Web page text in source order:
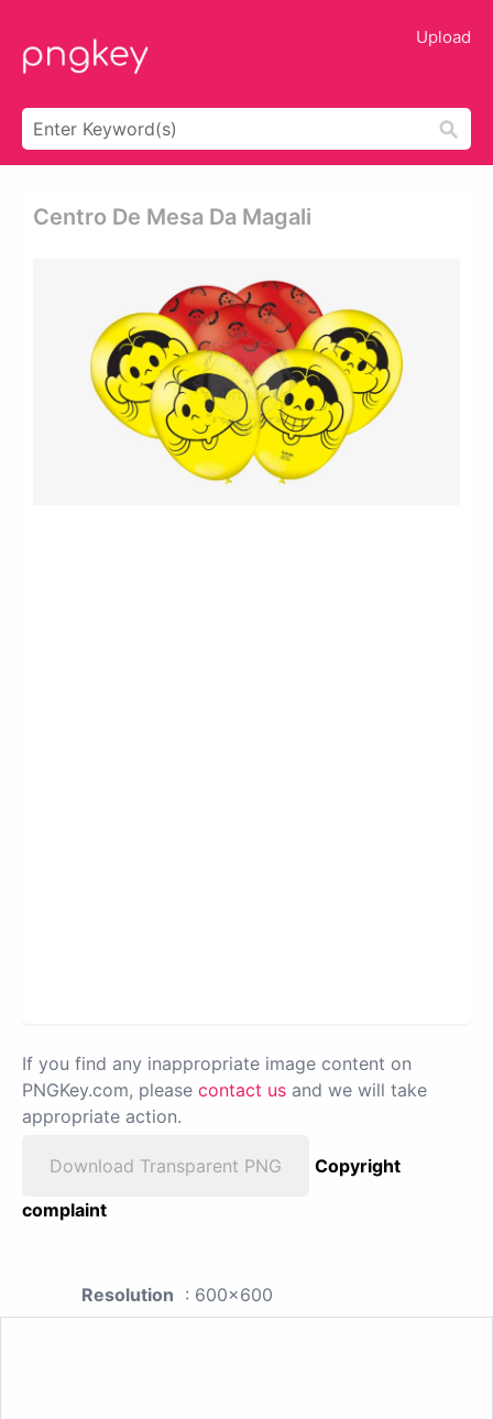
Upload
Centro De Mesa Da Magali
If you find any inappropriate image content on
PNGKey.com, please contact us and we will take
appropriate action.
Download Transparent PNG
Copyright
complaint
Resolution : 600x600